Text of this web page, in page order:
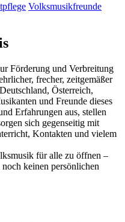
Volksmusikfreunde
Förderung und Verbreitung
frecher, zeitgemäßer
Österreich,
und Freunde dieses
Erfahrungen aus, stellen
sich gegenseitig mit
Kontakten und vielem
für alle zu öffnen –
keinen persönlichen